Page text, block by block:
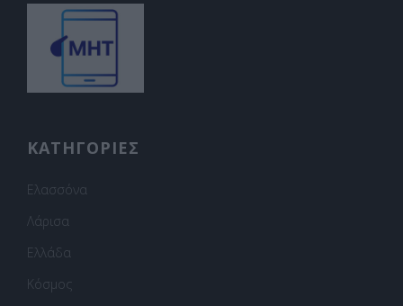
ΚΑΤΗΓΟΡΙΕΣ
Ελασσόνα
Λάρισα
Ελλάδα
Κόσμος